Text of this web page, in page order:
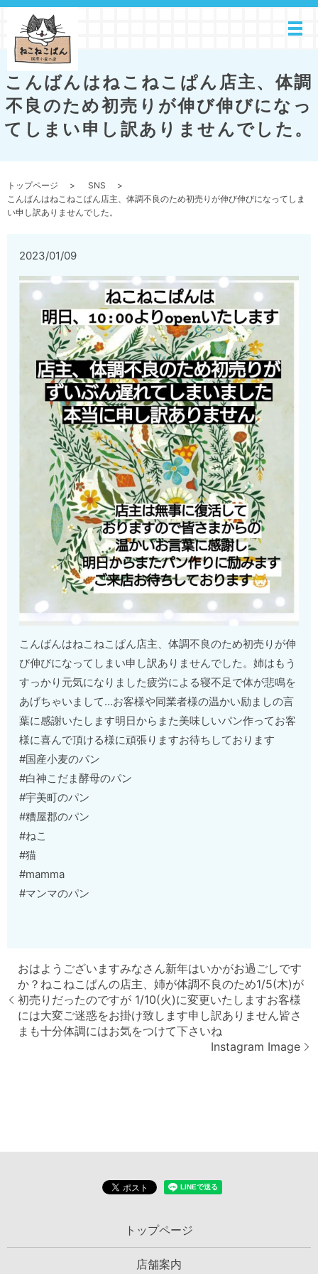
こんばんはねこねこぱん店主、体調
不良のため初売りが伸び伸びになっ
てしまい申し訳ありませんでした。
トップページ
SNS
こんばんはねこねこぱん店主、体調不良のため初売りが伸び伸びになってしま
い申し訳ありませんでした。
2023/01/09
こんばんはねこねこぱん店主、体調不良のため初売りが伸
び伸びになってしまい申し訳ありませんでした。姉はもう
すっかり元気になりました疲労による寝不足で体が悲鳴を
あげちゃいまして…お客様や同業者様の温かい励ましの言
葉に感謝いたします明日からまた美味しいパン作ってお客
様に喜んで頂ける様に頑張りますお待ちしております
#国産小麦のパン
#白神こだま酵母のパン
#宇美町のパン
#糟屋郡のパン
#ねこ
#猫
#mamma
#マンマのパン
おはようございます️みなさん新年はいかがお過ごしです
か？ねこねこぱんの店主、姉が体調不良のため1/5(木)が
初売りだったのですが 1/10(火)に変更いたしますお客様
には大変ご迷惑をお掛け致します申し訳ありません皆さ
まも十分体調にはお気をつけて下さいね
Instagram Image
トップページ
店舗案内